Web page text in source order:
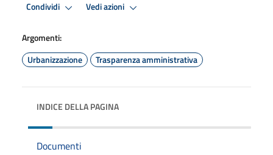
Condividi Vedi azioni
Argomenti:
Urbanizzazione
Trasparenza amministrativa
INDICE DELLA PAGINA
Documenti